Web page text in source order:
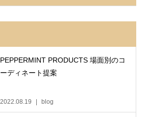
PEPPERMINT PRODUCTS 場面別のコ
ーディネート提案
2022.08.19 blog